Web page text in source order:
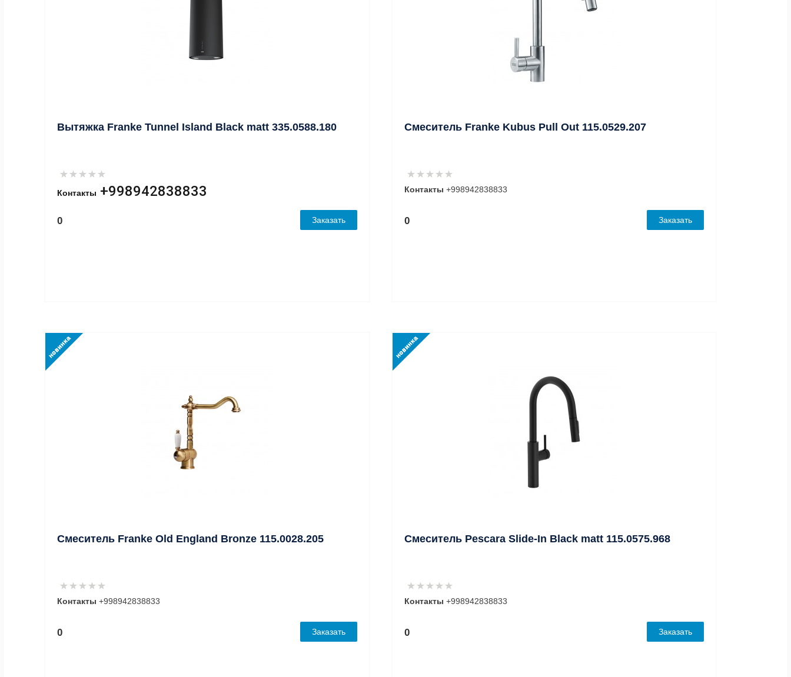
Вытяжка Franke Tunnel Island Black matt 335.0588.180
Контакты +998942838833
0 Заказать
Смеситель Franke Kubus Pull Out 115.0529.207
Контакты +998942838833
0 Заказать
Смеситель Franke Old England Bronze 115.0028.205
Контакты +998942838833
0 Заказать
Смеситель Pescara Slide-In Black matt 115.0575.968
Контакты +998942838833
0 Заказать